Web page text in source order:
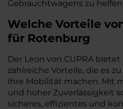
Gebrauchtwagens zu
Welche Vorteile
für Rotenburg
Der Leon von CUPRA
zahlreiche Vorteile, die es
Ihre Mobilität machen. Mit
und hoher Zuverlässigkeit
sicheres, effizientes und